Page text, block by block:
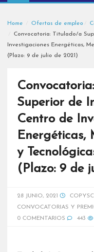
Home Ofertas de empleo
Convocatoria: Titulado/a
Investigaciones Energéticas,
(Plazo: 9 de julio de 2021)
Superior de
Centro de
Energéticas,
y
(Plazo: 9 de
28 JUNIO, 2021
CONVOCATORIAS Y
0 COMENTARIOS
443